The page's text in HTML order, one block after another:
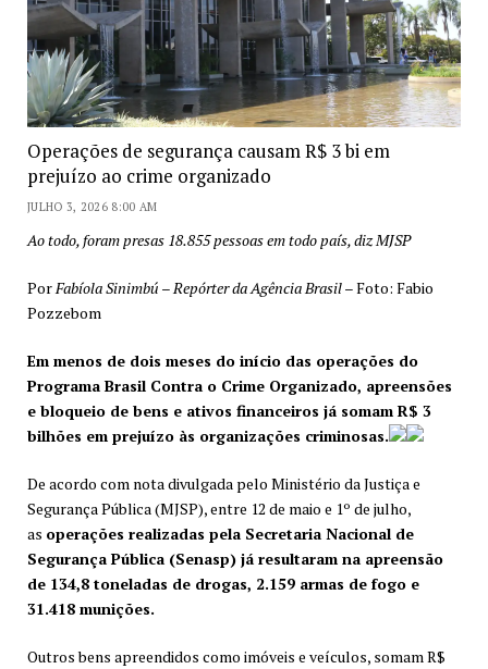
Operações de segurança causam R$ 3 bi em
prejuízo ao crime organizado
JULHO 3, 2026 8:00 AM
Ao todo, foram presas 18.855 pessoas em todo país, diz MJSP
Por Fabíola Sinimbú – Repórter da Agência Brasil– Foto: Fabio
Pozzebom
Em menos de dois meses do início das operações do
Programa Brasil Contra o Crime Organizado, apreensões
e bloqueio de bens e ativos financeiros já somam R$ 3
bilhões em prejuízo às organizações criminosas.
De acordo com nota divulgada pelo Ministério da Justiça e
Segurança Pública (MJSP), entre 12 de maio e 1º de julho,
as operações realizadas pela Secretaria Nacional de
Segurança Pública (Senasp) já resultaram na apreensão
de 134,8 toneladas de drogas, 2.159 armas de fogo e
31.418 munições.
Outros bens apreendidos como imóveis e veículos, somam R$